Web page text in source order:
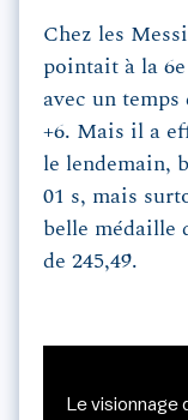
Chez les
pointait à la
avec un temps
+6. Mais il a
le lendemain,
01 s, mais
belle médaille
de 245,49.
Le